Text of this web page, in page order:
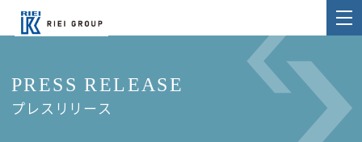
PRESS RELEASE
プレスリリース